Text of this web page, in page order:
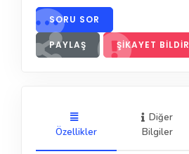
SORU SOR
PAYLAŞ ŞIKAYET BILDIR
Özellikler
Diğer
Bilgiler